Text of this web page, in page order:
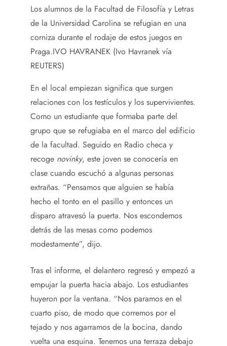
Los alumnos de la Facultad de Filosofía y Letras
de la Universidad Carolina se refugian en una
corniza durante el rodaje de estos juegos en
Praga.IVO HAVRANEK (Ivo Havranek vía
REUTERS)
En el local empiezan significa que surgen
relaciones con los testículos y los supervivientes.
Como un estudiante que formaba parte del
grupo que se refugiaba en el marco del edificio
de la facultad. Seguido en Radio checa y
recoge novinky, este joven se conocería en
clase cuando escuchó a algunas personas
extrañas. “Pensamos que alguien se había
hecho el tonto en el pasillo y entonces un
disparo atravesó la puerta. Nos escondemos
detrás de las mesas como podemos
modestamente”, dijo.
Tras el informe, el delantero regresó y empezó a
empujar la puerta hacia abajo. Los estudiantes
huyeron por la ventana. “Nos paramos en el
cuarto piso, de modo que corremos por el
tejado y nos agarramos de la bocina, dando
vuelta una esquina. Tenemos una terraza debajo